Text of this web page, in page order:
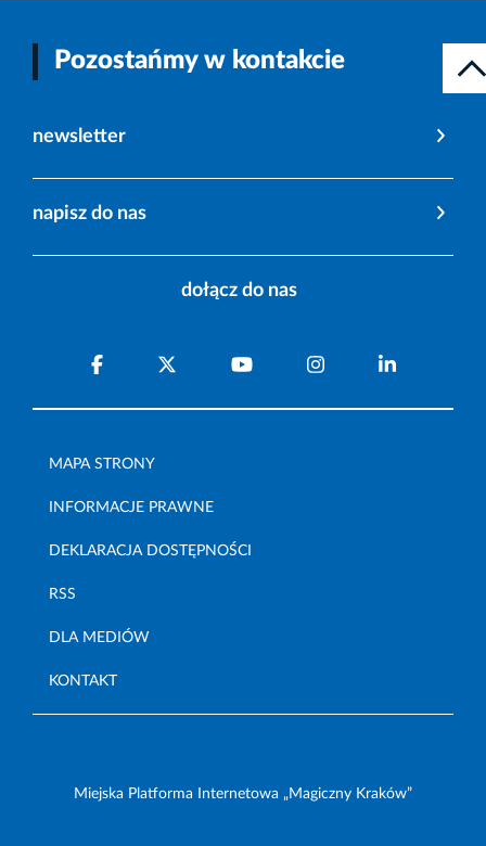
Pozostańmy w kontakcie
newsletter
napisz do nas
dołącz do nas
MAPA STRONY
INFORMACJE PRAWNE
DEKLARACJA DOSTĘPNOŚCI
RSS
DLA MEDIÓW
KONTAKT
Miejska Platforma Internetowa „Magiczny Kraków”